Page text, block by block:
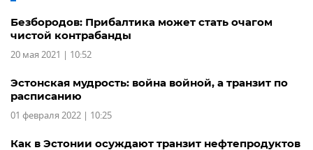
Безбородов: Прибалтика может стать очагом
чистой контрабанды
20 мая 2021 | 10:52
Эстонская мудрость: война войной, а транзит по
расписанию
01 февраля 2022 | 10:25
Как в Эстонии осуждают транзит нефтепродуктов